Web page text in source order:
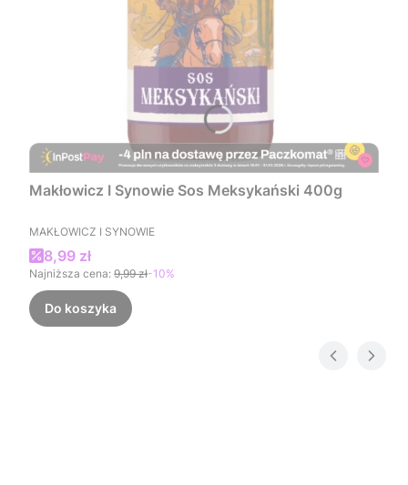
Makłowicz I Synowie Sos Meksykański 400g
PRODUCENT
MAKŁOWICZ I SYNOWIE
Cena promocyjna
8,99 zł
Najniższa cena: 9,99 zł-10%
Do koszyka